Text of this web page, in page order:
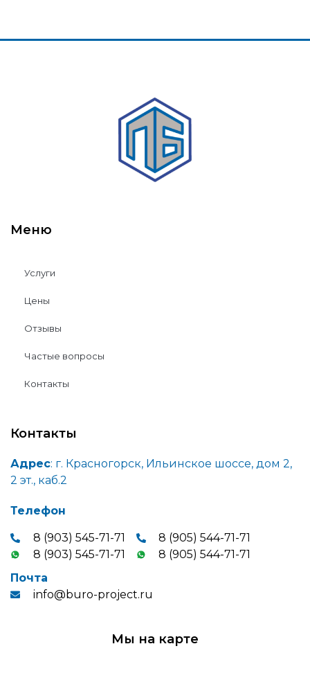
Меню
Услуги
Цены
Отзывы
Частые вопросы
Контакты
Контакты
Адрес: г. Красногорск, Ильинское шоссе, дом 2,
2 эт., каб.2
Телефон
8 (903) 545-71-71
8 (905) 544-71-71
8 (903) 545-71-71
8 (905) 544-71-71
Почта
info@buro-project.ru
Мы на карте